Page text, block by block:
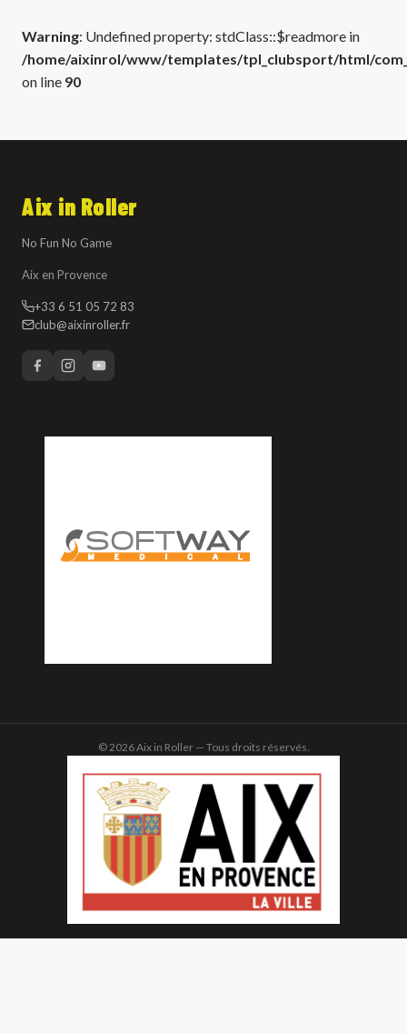
Warning: Undefined property: stdClass::$readmore in
/home/aixinrol/www/templates/tpl_clubsport/html/
on line 90
Aix in Roller
No Fun No Game
Aix en Provence
+33 6 51 05 72 83
club@aixinroller.fr
© 2026 Aix in Roller — Tous droits réservés.